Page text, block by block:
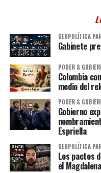
GEOPOLÍTICA
Gabinete
PODER &
Colombia
medio del
PODER &
Gobierno
Espriella
GEOPOLÍTICA
Los pactos
el Magdalena